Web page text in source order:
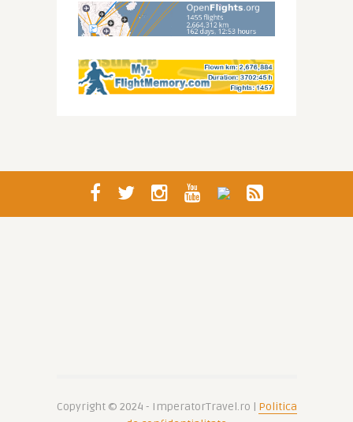
Copyright © 2024 - ImperatorTravel.ro | Politica